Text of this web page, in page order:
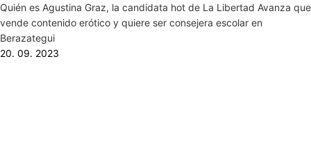
Quién es Agustina Graz, la candidata hot de La Libertad Avanza que
vende contenido erótico y quiere ser consejera escolar en
Berazategui
20. 09. 2023